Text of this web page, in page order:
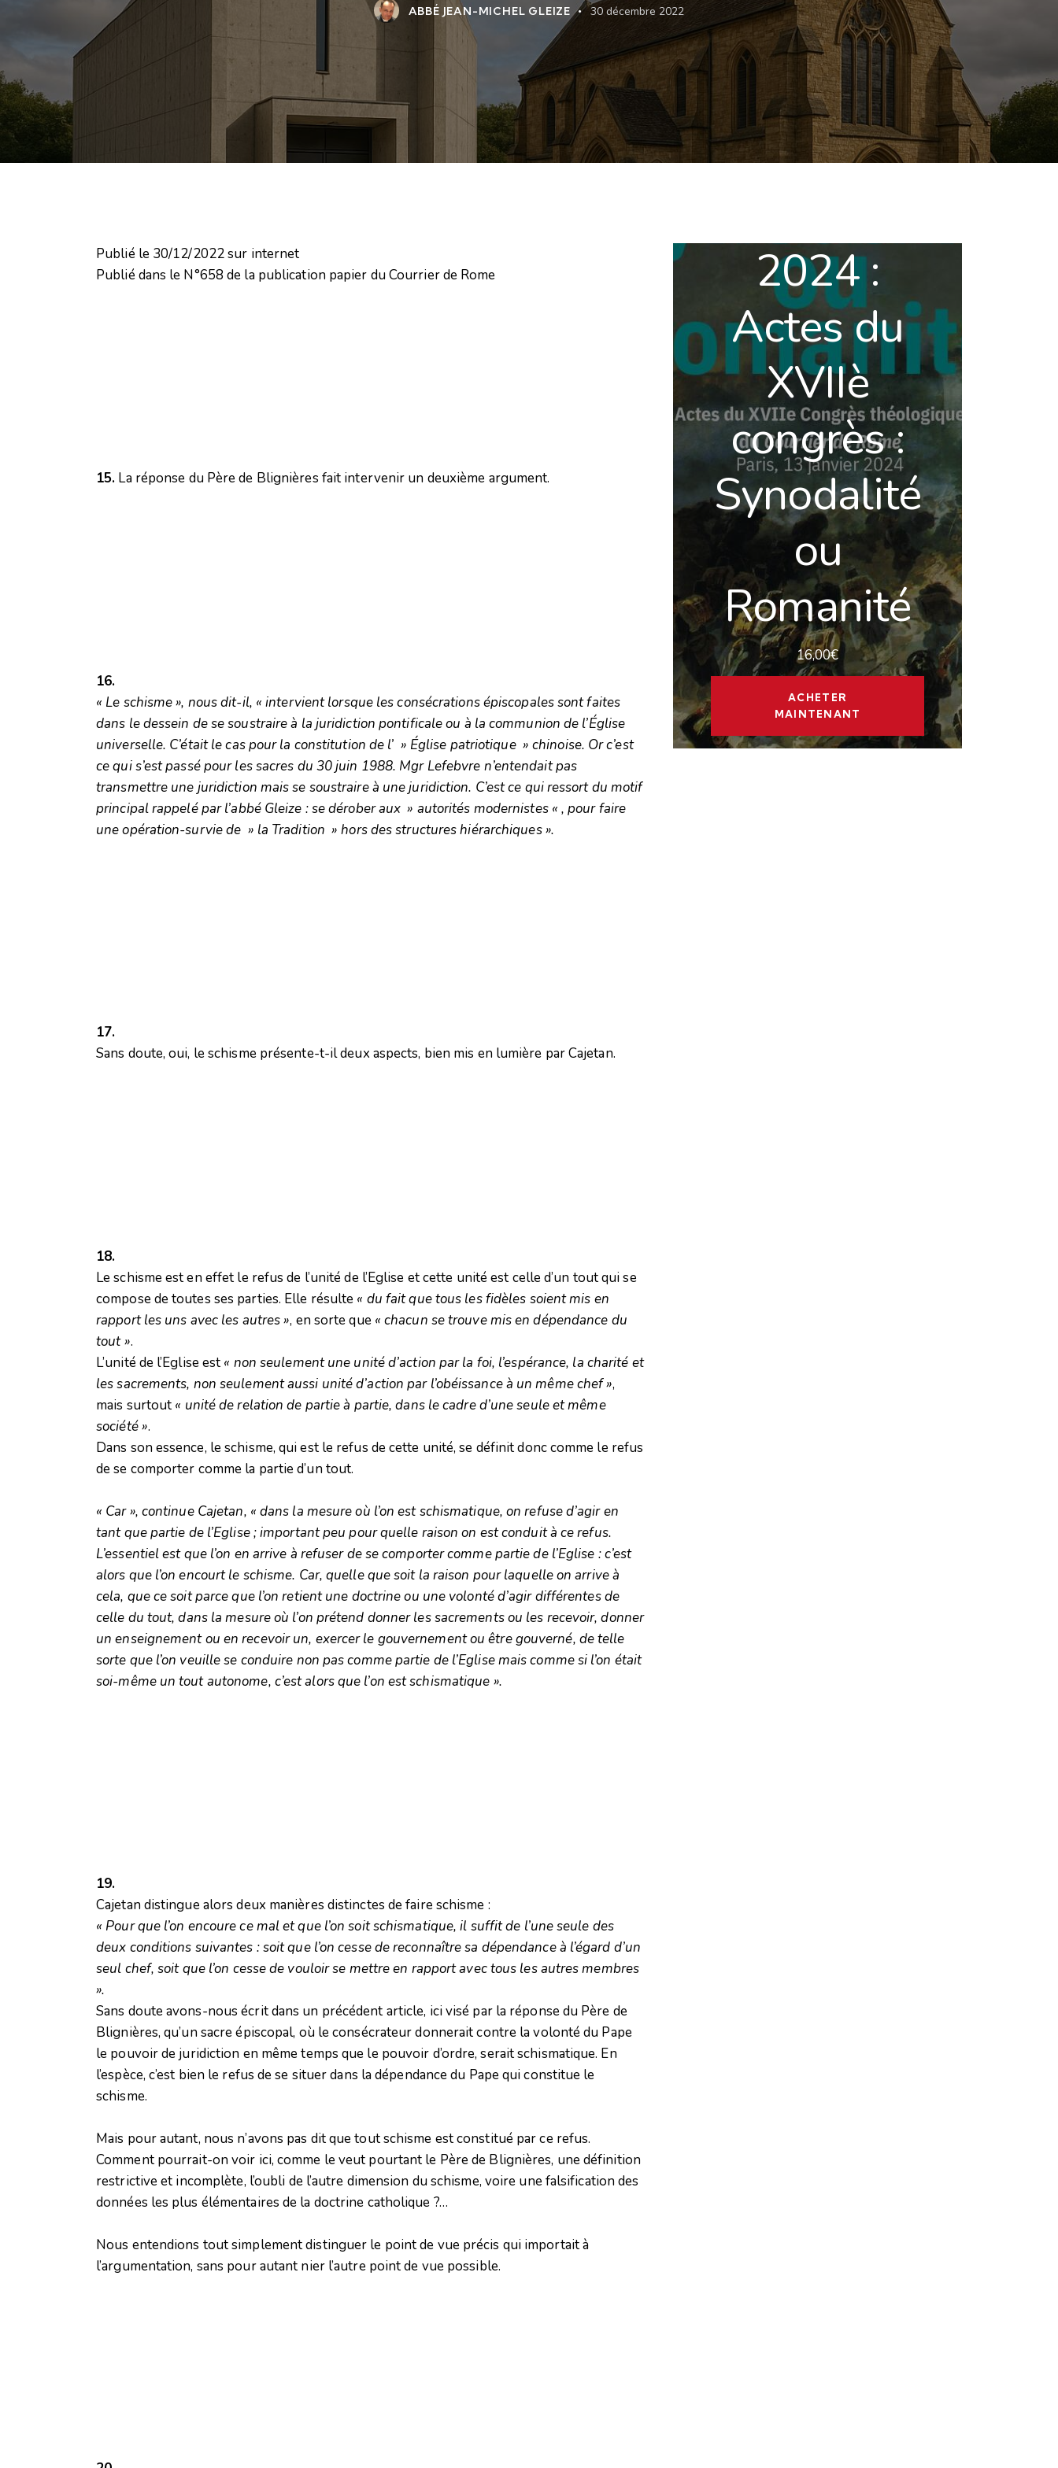
ABBÉ JEAN-MICHEL GLEIZE 30 décembre 2022
Publié le 30/12/2022 sur internet
Publié dans le N°658 de la publication papier du Courrier de Rome
15. La réponse du Père de Blignières fait intervenir un deuxième argument.
16.
« Le schisme », nous dit-il, « intervient lorsque les consécrations épiscopales sont faites
dans le dessein de se soustraire à la juridiction pontificale ou à la communion de l’Église
universelle. C’était le cas pour la constitution de l’ » Église patriotique » chinoise. Or c’est
ce qui s’est passé pour les sacres du 30 juin 1988. Mgr Lefebvre n’entendait pas
transmettre une juridiction mais se soustraire à une juridiction. C’est ce qui ressort du motif
principal rappelé par l’abbé Gleize : se dérober aux » autorités modernistes « , pour faire
une opération-survie de » la Tradition » hors des structures hiérarchiques ».
17.
Sans doute, oui, le schisme présente-t-il deux aspects, bien mis en lumière par Cajetan.
18.
Le schisme est en effet le refus de l’unité de l’Eglise et cette unité est celle d’un tout qui se
compose de toutes ses parties. Elle résulte « du fait que tous les fidèles soient mis en
rapport les uns avec les autres », en sorte que « chacun se trouve mis en dépendance du
tout ».
L’unité de l’Eglise est « non seulement une unité d’action par la foi, l’espérance, la charité et
les sacrements, non seulement aussi unité d’action par l’obéissance à un même chef »,
mais surtout « unité de relation de partie à partie, dans le cadre d’une seule et même
société ».
Dans son essence, le schisme, qui est le refus de cette unité, se définit donc comme le refus
de se comporter comme la partie d’un tout.
« Car », continue Cajetan, « dans la mesure où l’on est schismatique, on refuse d’agir en
tant que partie de l’Eglise ; important peu pour quelle raison on est conduit à ce refus.
L’essentiel est que l’on en arrive à refuser de se comporter comme partie de l’Eglise : c’est
alors que l’on encourt le schisme. Car, quelle que soit la raison pour laquelle on arrive à
cela, que ce soit parce que l’on retient une doctrine ou une volonté d’agir différentes de
celle du tout, dans la mesure où l’on prétend donner les sacrements ou les recevoir, donner
un enseignement ou en recevoir un, exercer le gouvernement ou être gouverné, de telle
sorte que l’on veuille se conduire non pas comme partie de l’Eglise mais comme si l’on était
soi-même un tout autonome, c’est alors que l’on est schismatique ».
19.
Cajetan distingue alors deux manières distinctes de faire schisme :
« Pour que l’on encoure ce mal et que l’on soit schismatique, il suffit de l’une seule des
deux conditions suivantes : soit que l’on cesse de reconnaître sa dépendance à l’égard d’un
seul chef, soit que l’on cesse de vouloir se mettre en rapport avec tous les autres membres
».
Sans doute avons-nous écrit dans un précédent article, ici visé par la réponse du Père de
Blignières, qu’un sacre épiscopal, où le consécrateur donnerait contre la volonté du Pape
le pouvoir de juridiction en même temps que le pouvoir d’ordre, serait schismatique. En
l’espèce, c’est bien le refus de se situer dans la dépendance du Pape qui constitue le
schisme.
Mais pour autant, nous n’avons pas dit que tout schisme est constitué par ce refus.
Comment pourrait-on voir ici, comme le veut pourtant le Père de Blignières, une définition
restrictive et incomplète, l’oubli de l’autre dimension du schisme, voire une falsification des
données les plus élémentaires de la doctrine catholique ?…
Nous entendions tout simplement distinguer le point de vue précis qui importait à
l’argumentation, sans pour autant nier l’autre point de vue possible.
2024 :
Actes du
XVIIè
congrès :
Synodalité
ou
Romanité
16,00€
ACHETER
MAINTENANT